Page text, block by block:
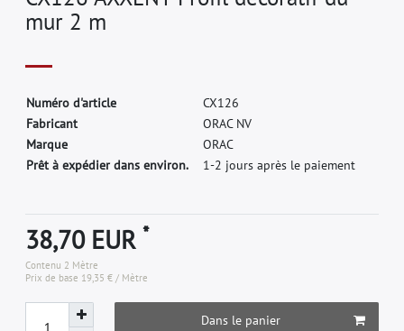
mur 2 m
Numéro d'article CX126
Fabricant ORAC NV
Marque ORAC
Prêt à expédier dans environ.
1-2 jours après le paiement
38,70 EUR*
Contenu 2 Mètre
Prix de base 19,35 € / Mètre
Dans le panier